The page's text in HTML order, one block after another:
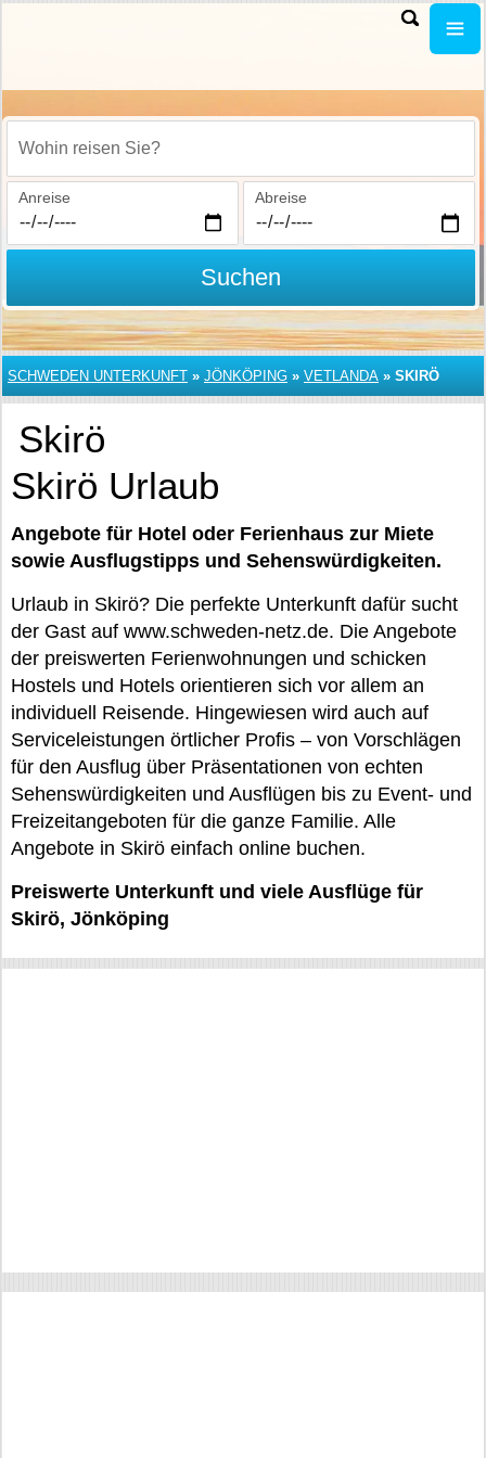
Wohin reisen Sie?
Anreise Abreise
Suchen
SCHWEDEN UNTERKUNFT » JÖNKÖPING » VETLANDA » SKIRÖ
Skirö
Skirö Urlaub
Angebote für Hotel oder Ferienhaus zur Miete
sowie Ausflugstipps und Sehenswürdigkeiten.
Urlaub in Skirö? Die perfekte Unterkunft dafür sucht
der Gast auf www.schweden-netz.de. Die Angebote
der preiswerten Ferienwohnungen und schicken
Hostels und Hotels orientieren sich vor allem an
individuell Reisende. Hingewiesen wird auch auf
Serviceleistungen örtlicher Profis – von Vorschlägen
für den Ausflug über Präsentationen von echten
Sehenswürdigkeiten und Ausflügen bis zu Event- und
Freizeitangeboten für die ganze Familie. Alle
Angebote in Skirö einfach online buchen.
Preiswerte Unterkunft und viele Ausflüge für
Skirö, Jönköping